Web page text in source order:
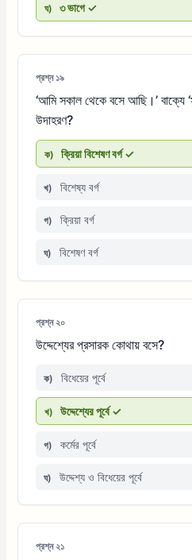
ঘ) ৩ ভাগে ✓
প্রশ্ন ১৯
‘আমি সকাল থেকে বসে আছি।’ বাক্যে
উদাহরণ?
ক) ক্রিয়া বিশেষণ বর্গ ✓
খ) বিশেষ্য বর্গ
গ) ক্রিয়া বর্গ
ঘ) বিশেষণ বর্গ
প্রশ্ন ২০
উদ্দেশ্যের প্রসারক কোথায় বসে?
ক) বিধেয়ের পূর্বে
খ) উদ্দেশ্যের পূর্বে ✓
গ) কর্মের পূর্বে
ঘ) উদ্দেশ্য ও বিধেয়ের পূর্বে
প্রশ্ন ২১